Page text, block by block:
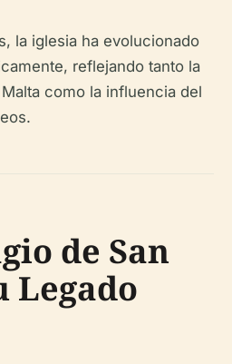
la iglesia ha evolucionado
reflejando tanto la
como la influencia del
de San
Legado